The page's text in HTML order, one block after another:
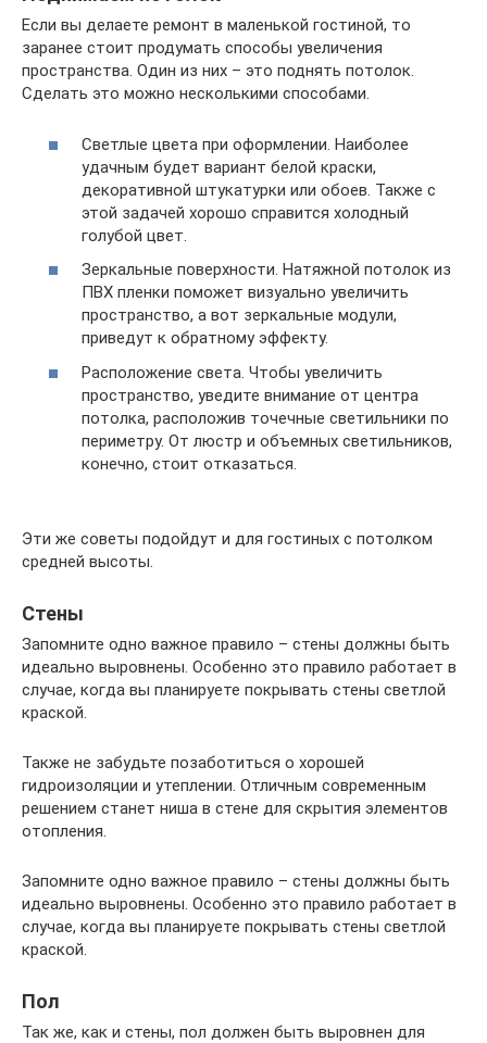
Если вы делаете ремонт в маленькой гостиной, то
заранее стоит продумать способы увеличения
пространства. Один из них – это поднять потолок.
Сделать это можно несколькими способами.
Светлые цвета при оформлении. Наиболее
удачным будет вариант белой краски,
декоративной штукатурки или обоев. Также с
этой задачей хорошо справится холодный
голубой цвет.
Зеркальные поверхности. Натяжной потолок из
ПВХ пленки поможет визуально увеличить
пространство, а вот зеркальные модули,
приведут к обратному эффекту.
Расположение света. Чтобы увеличить
пространство, уведите внимание от центра
потолка, расположив точечные светильники по
периметру. От люстр и объемных светильников,
конечно, стоит отказаться.
Эти же советы подойдут и для гостиных с потолком
средней высоты.
Стены
Запомните одно важное правило – стены должны быть
идеально выровнены. Особенно это правило работает в
случае, когда вы планируете покрывать стены светлой
краской.
Также не забудьте позаботиться о хорошей
гидроизоляции и утеплении. Отличным современным
решением станет ниша в стене для скрытия элементов
отопления.
Запомните одно важное правило – стены должны быть
идеально выровнены. Особенно это правило работает в
случае, когда вы планируете покрывать стены светлой
краской.
Пол
Так же, как и стены, пол должен быть выровнен для